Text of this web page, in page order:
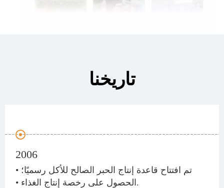
تاريخنا
2006
• تم افتتاح قاعدة إنتاج الحبر الصالح للأكل رسميًا؛
• الحصول على رخصة إنتاج الغذاء.